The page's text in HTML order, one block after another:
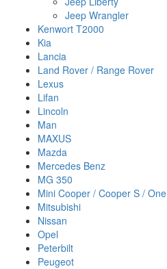
Jeep Wrangler
Kenwort T2000
Kia
Lancia
Land Rover / Range Rover
Lexus
Lifan
Lincoln
Man
MAXUS
Mazda
Mercedes Benz
MG 350
Mini Cooper / Cooper S / One
Mitsubishi
Nissan
Opel
Peterbilt
Peugeot